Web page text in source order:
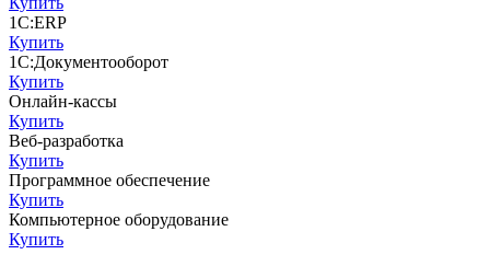
1С:ERP
Купить
1С:Документооборот
Купить
Онлайн-кассы
Купить
Веб-разработка
Купить
Программное обеспечение
Купить
Компьютерное оборудование
Купить